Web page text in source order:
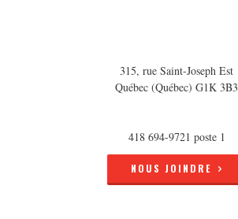
315, rue Saint-Joseph Est
Québec (Québec) G1K 3B3
418 694-9721 poste 1
NOUS JOINDRE